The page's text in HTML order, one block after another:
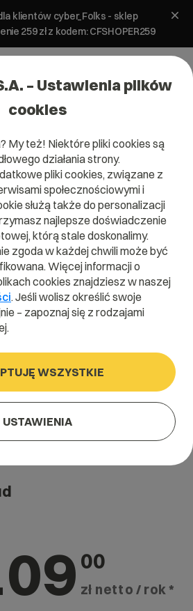
klientów cyber_Folks - sklep
259 zł z kodem: CFSHOPER259
.cloud
internetu na .cloud!
.cloud
Szukaj
00
zł netto / rok *
– Ustawienia plików
cookies
My też! Niektóre pliki cookies są
działania strony.
pliki cookies, związane z
społecznościowymi i
służą także do personalizacji
najlepsze doświadczenie
którą stale doskonalimy.
zgoda w każdej chwili może być
Więcej informacji o
cookies znajdziesz w naszej
. Jeśli wolisz określić swoje
– zapoznaj się z rodzajami
WSZYSTKIE
USTAWIENIA